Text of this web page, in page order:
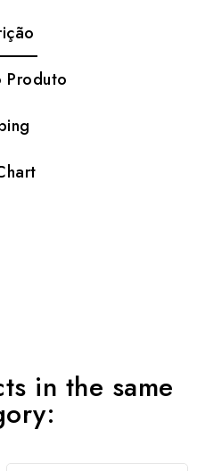
Produto
in the same